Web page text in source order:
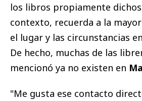
los libros propiamente
contexto, recuerda a la
el lugar y las circunstancias
De hecho, muchas de las
mencionó ya no existen en
"Me gusta ese contacto